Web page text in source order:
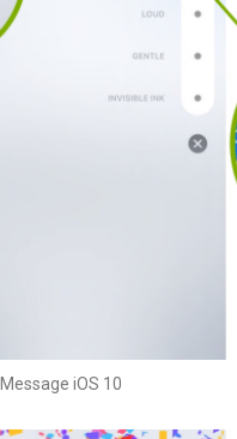
iOS 10